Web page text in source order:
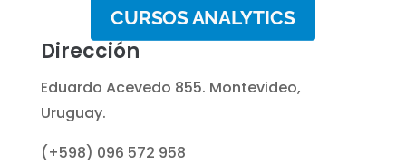
CURSOS ANALYTICS
Dirección
Eduardo Acevedo 855. Montevideo,
Uruguay.
(+598) 096 572 958